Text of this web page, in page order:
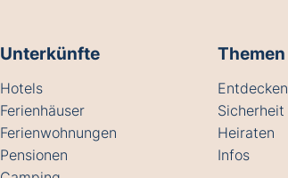
Unterkünfte
Hotels
Ferienhäuser
Ferienwohnungen
Pensionen
Themen
Entdecken
Sicherheit
Heiraten
Infos